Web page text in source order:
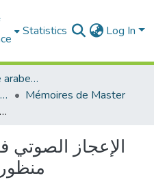
Statistics Log In
Faculté de littérature arabe et des arts
Département d'étude linguistique
Mémoires de Master
الإعجاز الصوتي في القرآن الكريم من منظور اللسانيات الوظيفية
الإعجاز الصوتي